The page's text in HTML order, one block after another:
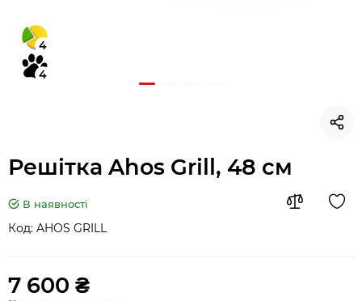
4
4
Решітка Ahos Grill, 48 см
В наявності
Код: AHOS GRILL
7 600 ₴